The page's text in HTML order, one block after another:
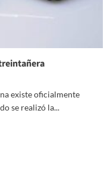
existe oficialmente
se realizó la...